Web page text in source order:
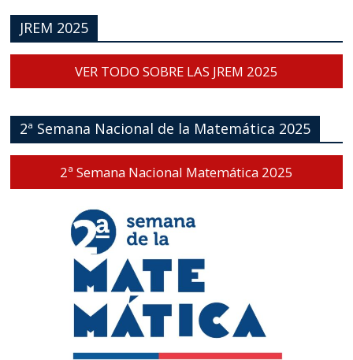
JREM 2025
VER TODO SOBRE LAS JREM 2025
2ª Semana Nacional de la Matemática 2025
2ª Semana Nacional Matemática 2025